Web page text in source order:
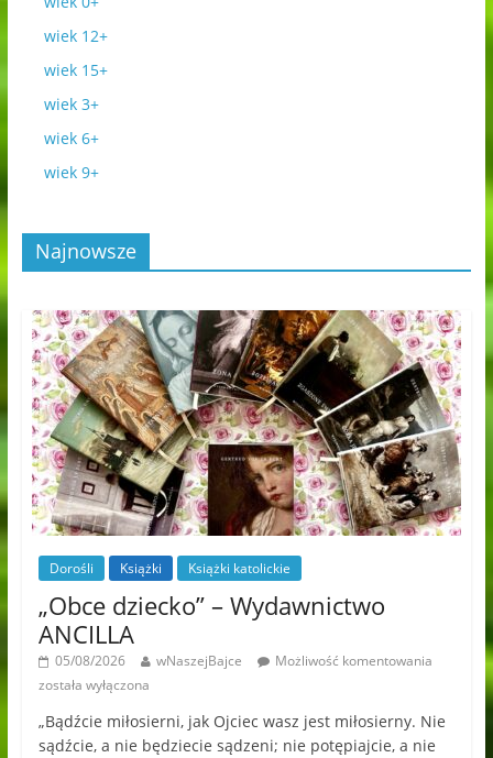
wiek 12+
wiek 15+
wiek 3+
wiek 6+
wiek 9+
Najnowsze
Dorośli Książki Książki katolickie
„Obce dziecko” – Wydawnictwo
ANCILLA
05/08/2026 wNaszejBajce
Możliwość komentowania
została wyłączona
„Bądźcie miłosierni, jak Ojciec wasz jest miłosierny. Nie
sądźcie, a nie będziecie sądzeni; nie potępiajcie, a nie